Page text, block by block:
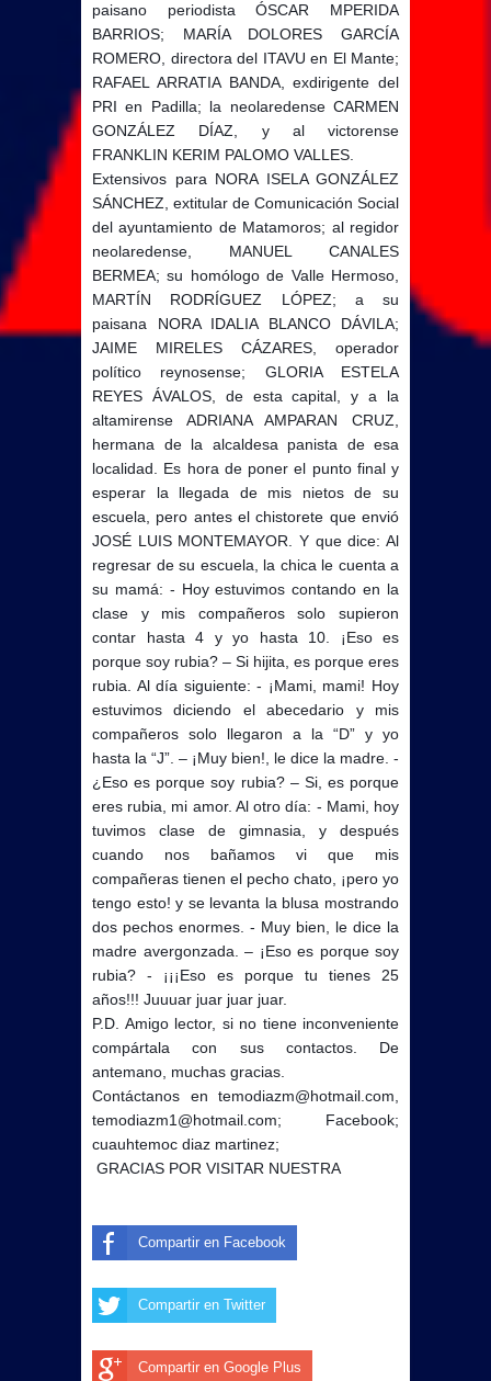
paisano periodista ÓSCAR MPERIDA
BARRIOS; MARÍA DOLORES GARCÍA
ROMERO, directora del ITAVU en El Mante;
RAFAEL ARRATIA BANDA, exdirigente del
PRI en Padilla; la neolaredense CARMEN
GONZÁLEZ DÍAZ, y al victorense
FRANKLIN KERIM PALOMO VALLES.
Extensivos para NORA ISELA GONZÁLEZ
SÁNCHEZ, extitular de Comunicación Social
del ayuntamiento de Matamoros; al regidor
neolaredense, MANUEL CANALES
BERMEA; su homólogo de Valle Hermoso,
MARTÍN RODRÍGUEZ LÓPEZ; a su
paisana NORA IDALIA BLANCO DÁVILA;
JAIME MIRELES CÁZARES, operador
político reynosense; GLORIA ESTELA
REYES ÁVALOS, de esta capital, y a la
altamirense ADRIANA AMPARAN CRUZ,
hermana de la alcaldesa panista de esa
localidad. Es hora de poner el punto final y
esperar la llegada de mis nietos de su
escuela, pero antes el chistorete que envió
JOSÉ LUIS MONTEMAYOR. Y que dice: Al
regresar de su escuela, la chica le cuenta a
su mamá: - Hoy estuvimos contando en la
clase y mis compañeros solo supieron
contar hasta 4 y yo hasta 10. ¡Eso es
porque soy rubia? – Si hijita, es porque eres
rubia. Al día siguiente: - ¡Mami, mami! Hoy
estuvimos diciendo el abecedario y mis
compañeros solo llegaron a la “D” y yo
hasta la “J”. – ¡Muy bien!, le dice la madre. -
¿Eso es porque soy rubia? – Si, es porque
eres rubia, mi amor. Al otro día: - Mami, hoy
tuvimos clase de gimnasia, y después
cuando nos bañamos vi que mis
compañeras tienen el pecho chato, ¡pero yo
tengo esto! y se levanta la blusa mostrando
dos pechos enormes. - Muy bien, le dice la
madre avergonzada. – ¡Eso es porque soy
rubia? - ¡¡¡Eso es porque tu tienes 25
años!!! Juuuar juar juar juar.
P.D. Amigo lector, si no tiene inconveniente
compártala con sus contactos. De
antemano, muchas gracias.
Contáctanos en temodiazm@hotmail.com,
temodiazm1@hotmail.com; Facebook;
cuauhtemoc diaz martinez;
GRACIAS POR VISITAR NUESTRA
Compartir en Facebook
Compartir en Twitter
Compartir en Google Plus